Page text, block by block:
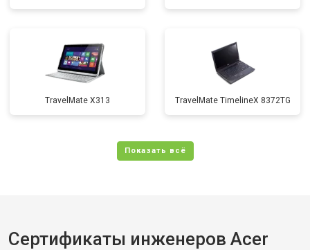
TravelMate X313 TravelMate TimelineX 8372TG
Сертификаты инженеров Acer